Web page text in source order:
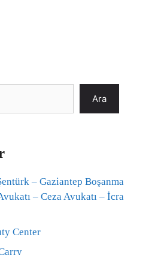
Ara
– Gaziantep Boşanma
– Ceza Avukatı – İcra
Center